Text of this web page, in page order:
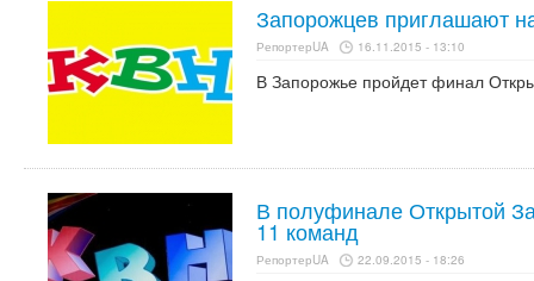
Запорожцев приглашают
РепортерUA 16.11.2015 - 13:10
В Запорожье пройдет финал
В полуфинале Открытой
11 команд
РепортерUA 22.09.2015 - 18:26